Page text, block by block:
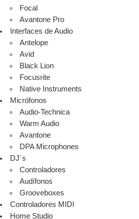
Focal
Avantone Pro
Interfaces de Audio
Antelope
Avid
Black Lion
Focusrite
Native Instruments
Micrófonos
Audio-Technica
Warm Audio
Avantone
DPA Microphones
DJ´s
Controladores
Audífonos
Grooveboxes
Controladores MIDI
Home Studio